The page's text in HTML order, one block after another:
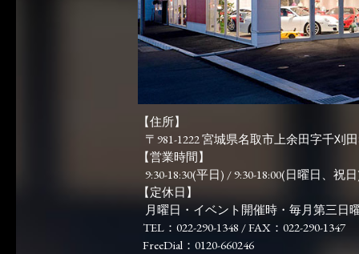
【住所】
〒981-1222 宮城県名取市上余田字千刈田
【営業時間】
9:30-18:30(平日) / 9:30-18:00(日曜日、祝日
【定休日】
月曜日・イベント開催時・毎月第三日
TEL：022-290-1348 / FAX：022-290-1347
FreeDial：0120-660246